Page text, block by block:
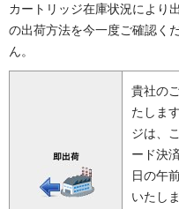
カートリッジ在庫状況により
の出荷方法を今一度ご確認く
ん。
貴社の
たしま
ジは、
ード決
日の午
いたし